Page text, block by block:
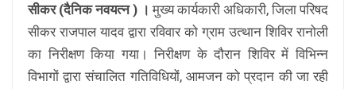
सीकर (दैनिक नवयत्न ) । मुख्य कार्यकारी अधिकारी, जिला परिषद
सीकर राजपाल यादव द्वारा रविवार को ग्राम उत्थान शिविर रानोली
का निरीक्षण किया गया। निरीक्षण के दौरान शिविर में विभिन्न
विभागों द्वारा संचालित गतिविधियों, आमजन को प्रदान की जा रही